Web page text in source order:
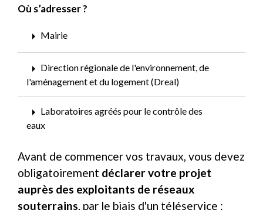
Où s’adresser ?
arrow_right Mairie
arrow_right Direction régionale de l'environnement, de
l'aménagement et du logement (Dreal)
arrow_right Laboratoires agréés pour le contrôle des
eaux
Avant de commencer vos travaux, vous devez
obligatoirement déclarer votre projet
auprès des exploitants de réseaux
souterrains, par le biais d'un téléservice :